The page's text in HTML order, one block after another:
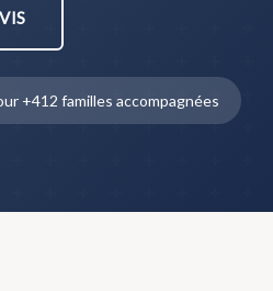
+412 familles accompagnées